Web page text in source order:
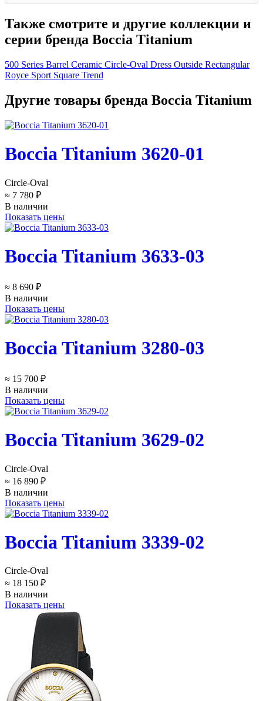
Также смотрите и другие коллекции и
серии бренда Boccia Titanium
500 Series Barrel Ceramic Circle-Oval Dress Outside Rectangular
Royce Sport Square Trend
Другие товары бренда Boccia Titanium
Boccia Titanium 3620-01
Circle-Oval
≈ 7 780 ₽
В наличии
Показать цены
Boccia Titanium 3633-03
≈ 8 690 ₽
В наличии
Показать цены
Boccia Titanium 3280-03
≈ 15 700 ₽
В наличии
Показать цены
Boccia Titanium 3629-02
Circle-Oval
≈ 16 890 ₽
В наличии
Показать цены
Boccia Titanium 3339-02
Circle-Oval
≈ 18 150 ₽
В наличии
Показать цены